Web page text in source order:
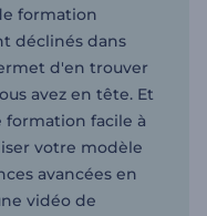
formation
déclinés dans
d'en trouver
avez en tête. Et
formation facile à
votre modèle
avancées en
vidéo de